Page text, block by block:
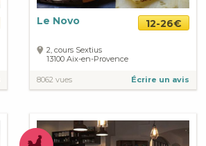
Le Novo 12-26€
2, cours Sextius
13100 Aix-en-Provence
8062 vues Écrire un avis